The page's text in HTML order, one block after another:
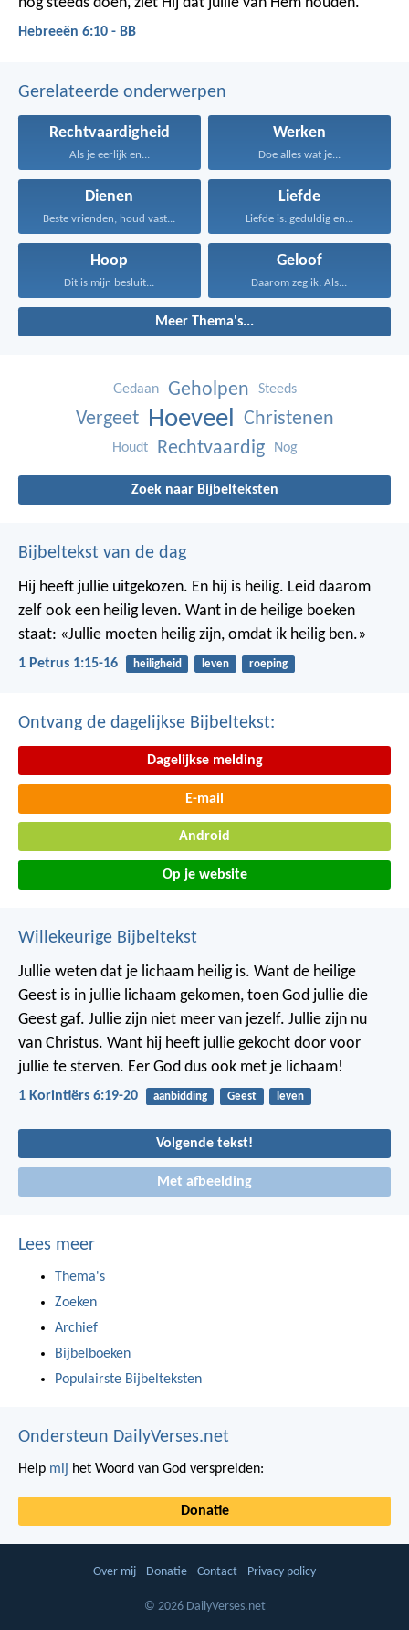
nog steeds doen, ziet Hij dat jullie van Hem houden.
Hebreeën 6:10 - BB
Gerelateerde onderwerpen
Rechtvaardigheid
Als je eerlijk en...
Werken
Doe alles wat je...
Dienen
Beste vrienden, houd vast...
Liefde
Liefde is: geduldig en...
Hoop
Dit is mijn besluit...
Geloof
Daarom zeg ik: Als...
Meer Thema's...
Gedaan Geholpen Steeds
Vergeet Hoeveel Christenen
Houdt Rechtvaardig Nog
Zoek naar Bijbelteksten
Bijbeltekst van de dag
Hij heeft jullie uitgekozen. En hij is heilig. Leid daarom
zelf ook een heilig leven. Want in de heilige boeken
staat: «Jullie moeten heilig zijn, omdat ik heilig ben.»
1 Petrus 1:15-16 heiligheid leven roeping
Ontvang de dagelijkse Bijbeltekst:
Dagelijkse melding
E-mail
Android
Op je website
Willekeurige Bijbeltekst
Jullie weten dat je lichaam heilig is. Want de heilige
Geest is in jullie lichaam gekomen, toen God jullie die
Geest gaf. Jullie zijn niet meer van jezelf. Jullie zijn nu
van Christus. Want hij heeft jullie gekocht door voor
jullie te sterven. Eer God dus ook met je lichaam!
1 Korintiërs 6:19-20 aanbidding Geest leven
Volgende tekst!
Met afbeelding
Lees meer
Thema's
Zoeken
Archief
Bijbelboeken
Populairste Bijbelteksten
Ondersteun DailyVerses.net
Help mij het Woord van God verspreiden:
Donatie
Over mij Donatie Contact Privacy policy
© 2026 DailyVerses.net